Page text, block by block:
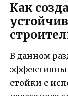
Как
В данном
стойки с